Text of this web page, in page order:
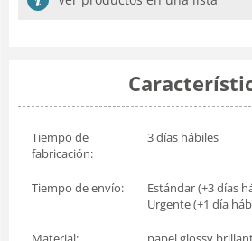
Tiempo de
fabricación:
3 días hábiles
Tiempo de envío:
Estándar (+3 días
Urgente (+1 día